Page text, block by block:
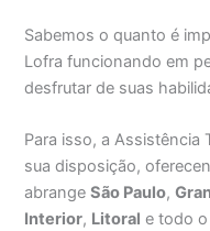
Sabemos o quanto é
Lofra funcionando em
desfrutar de suas
Para isso, a Assistência
sua disposição,
abrangeSão Paulo,
Interior, Litoral e todo o